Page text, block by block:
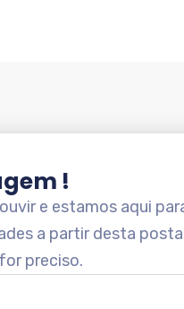
!
e estamos aqui
a partir desta
preciso.